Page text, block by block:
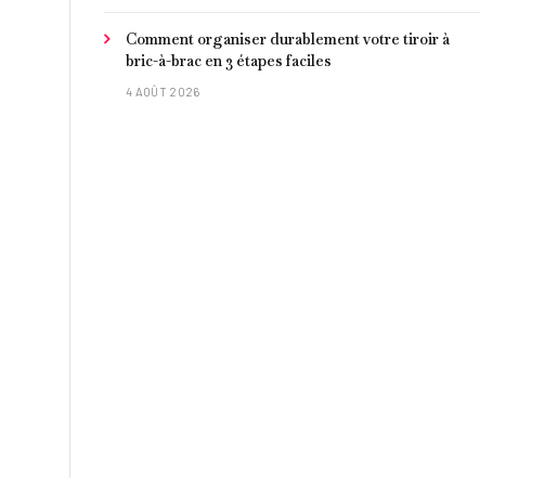
Comment organiser durablement votre tiroir à
bric-à-brac en 3 étapes faciles
4 AOÛT 2026